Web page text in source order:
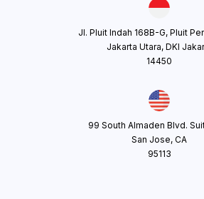
Jl. Pluit Indah 168B-G, Pluit
Jakarta Utara, DKI
14450
99 South Almaden Blvd.
San Jose, CA
95113